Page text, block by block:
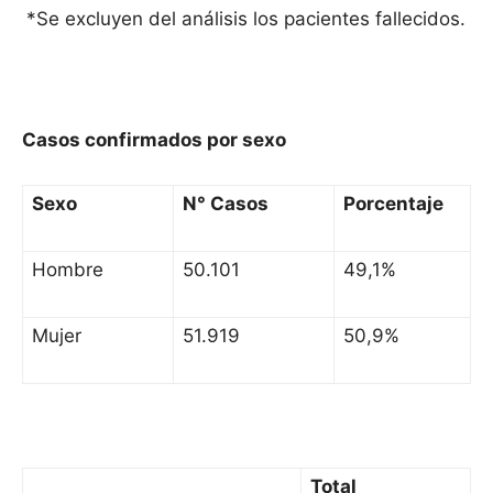
*Se excluyen del análisis los pacientes fallecidos.
Casos confirmados por sexo
Sexo N° Casos Porcentaje
Hombre 50.101 49,1%
Mujer 51.919 50,9%
Total